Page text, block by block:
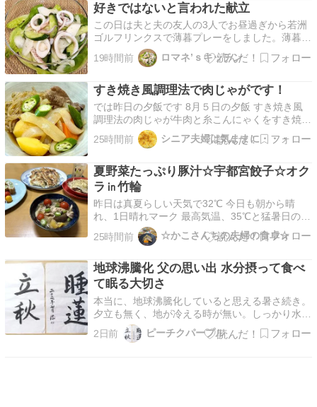
き・豆腐の焼肉風・キムチ・味噌汁昨日はお魚の
特売日でなんと！！…
好きではないと言われた献立
この日は夫と夫の友人の3人でお昼過ぎから若洲
ゴルフリンクスで薄暮プレーをしました。薄暮プ
レーはハーフだけのプレーなので15時15分スタ
ートで17時過ぎに終えました。さほど暑くなか
くて全くゴルフに力入らなかったよ。』と恐らく
熱中症だと思い…
19時間前 ロマネ’ｓキッチン
すき焼き風調理法で肉じゃがです！
では昨日の夕飯です 8月５日の夕飯 すき焼き風
調理法の肉じゃが牛肉と糸こんにゃくをすき焼き
風に砂糖と醤油で焼き付けた後残りの具材を入れ
炒め合わせそこへ酒と出汁を入れ柔らかくなるま
と焼き海苔の胡麻和え 冷奴 三つ葉の胡麻和え ご
ちそうさ…
25時間前 シニア夫婦は気ままに・・・
夏野菜たっぷり豚汁☆宇都宮餃子☆オク
ラ㏌竹輪
昨日は真夏らしい天気で32℃ 今日も朝から晴
れ、1日晴れマーク 最高気温、35℃と猛暑日の山
形市内 朝晩は気温も下がりますし 日中も湿度が
低いので過ごしやすいです 山形は昨日から7日
平日ですし、暑いので行かない事になりました
(…
25時間前 ☆かこさんちの夫婦の食卓☆
地球沸騰化 父の思い出 水分摂って食べ
て眠る大切さ
本当に、地球沸騰化していると思える暑さ続き。
夕立も無く、地が冷える時が無い。しっかり水分
を摂って食べて、眠る事の大切さを思います。終
末治療の私ですがまだ、食べて、眠れているから
2日前 ピーチクパープル